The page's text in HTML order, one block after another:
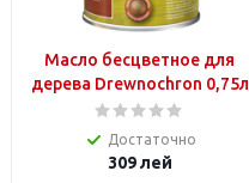
Масло бесцветное для
дерева Drewnochron 0,75л
Достаточно
309лей